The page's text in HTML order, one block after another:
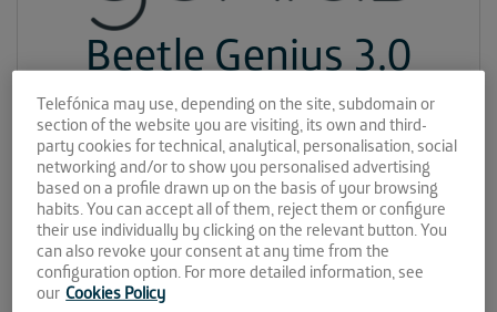
Beetle Genius 3.0
Espacio:
EL CUBO
Convocatoria:
Octubre 2019
Sitio web:
Telefónica may use, depending on the site, subdomain or
section of the website you are visiting, its own and third-
party cookies for technical, analytical, personalisation, social
networking and/or to show you personalised advertising
based on a profile drawn up on the basis of your browsing
habits. You can accept all of them, reject them or configure
their use individually by clicking on the relevant button. You
can also revoke your consent at any time from the
configuration option. For more detailed information, see
our Cookies Policy